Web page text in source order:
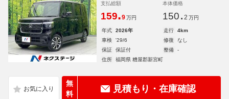
支払総額
159.9 万円
本体価格
150. 2 万円
年式 2026年 走行
4km
車検
'29/6 修復
なし
保証
保証付 整備
-
住所
福岡県 糟屋郡新宮町
無
料
見積もり・在庫確認